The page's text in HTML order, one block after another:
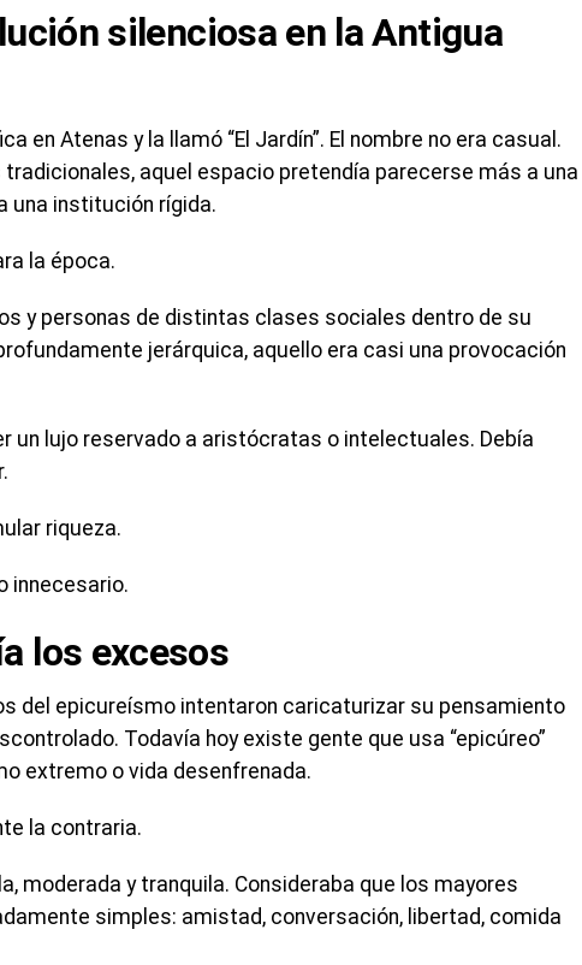
silenciosa en la Antigua
en Atenas y la llamó “El Jardín”. El nombre no era casual.
aquel espacio pretendía parecerse más a una
una institución rígida.
la época.
y personas de distintas clases sociales dentro de su
jerárquica, aquello era casi una provocación
un lujo reservado a aristócratas o intelectuales. Debía
riqueza.
innecesario.
los excesos
del epicureísmo intentaron caricaturizar su pensamiento
Todavía hoy existe gente que usa “epicúreo”
extremo o vida desenfrenada.
la contraria.
moderada y tranquila. Consideraba que los mayores
simples: amistad, conversación, libertad, comida